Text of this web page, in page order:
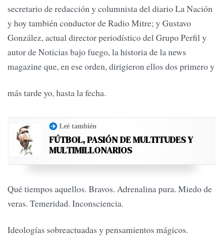
secretario de redacción y columnista del diario La Nación
y hoy también conductor de Radio Mitre; y Gustavo
González, actual director periodístico del Grupo Perfil y
autor de Noticias bajo fuego, la historia de la news
magazine que, en ese orden, dirigieron ellos dos primero y
más tarde yo, hasta la fecha.
Leé también
FÚTBOL, PASIÓN DE MULTITUDES Y
MULTIMILLONARIOS
Qué tiempos aquellos. Bravos. Adrenalina pura. Miedo de
veras. Temeridad. Inconsciencia.
Ideologías sobreactuadas y pensamientos mágicos.